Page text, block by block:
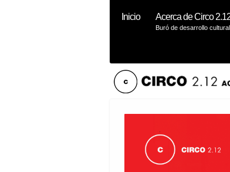
Inicio Acerca de Circo
Buró de desarrollo cultural